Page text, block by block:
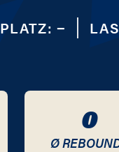
2023 / 2024
2021 / 2022
PLATZ: −
0
Ø